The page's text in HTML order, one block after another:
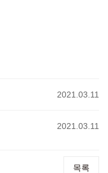
2021.03.11
2021.03.11
목록